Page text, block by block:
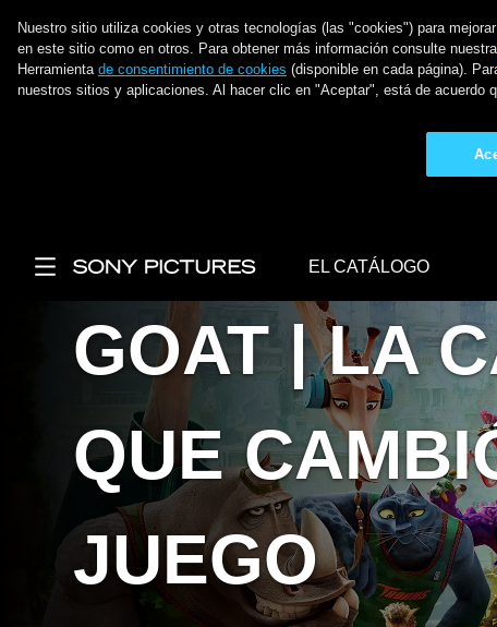
Nuestro sitio utiliza cookies y otras tecnologías (las "cookies") para
en este sitio como en otros. Para obtener más información consulte nuestra
Herramienta de consentimiento de cookies (disponible en cada página).
nuestros sitios y aplicaciones. Al hacer clic en "Aceptar", está de
EL CATÁLOGO
GOAT | LA
QUE
JUEGO